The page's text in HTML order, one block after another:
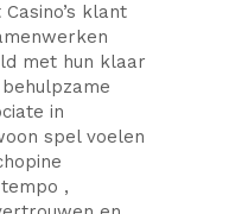
klant
met hun klaar
in
spel voelen
,